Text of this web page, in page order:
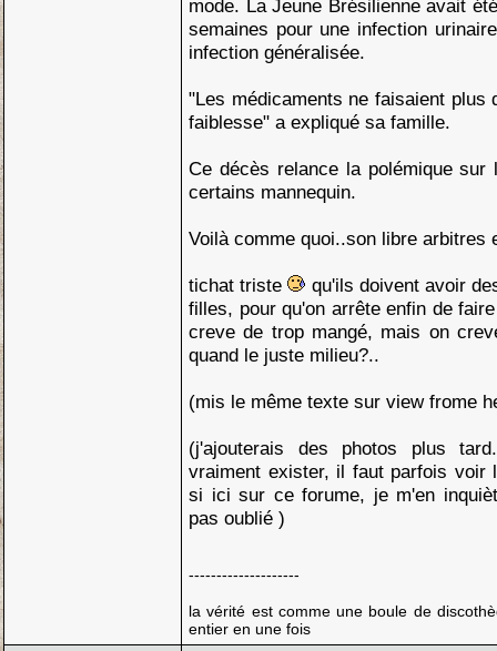
mode. La Jeune Brésilienne avait
semaines pour une infection
infection généralisée.
"Les médicaments ne faisaient plus
faiblesse" a expliqué sa famille.
Ce décès relance la polémique sur
certains mannequin.
Voilà comme quoi..son libre arbitres
tichat triste
qu'ils doivent avoir
filles, pour qu'on arrête enfin de
creve de trop mangé, mais on
quand le juste milieu?..
(mis le même texte sur view frome
(j'ajouterais des photos plus
vraiment exister, il faut parfois voir
si ici sur ce forume, je m'en
pas oublié )
--------------------
la vérité est comme une boule de
entier en une fois